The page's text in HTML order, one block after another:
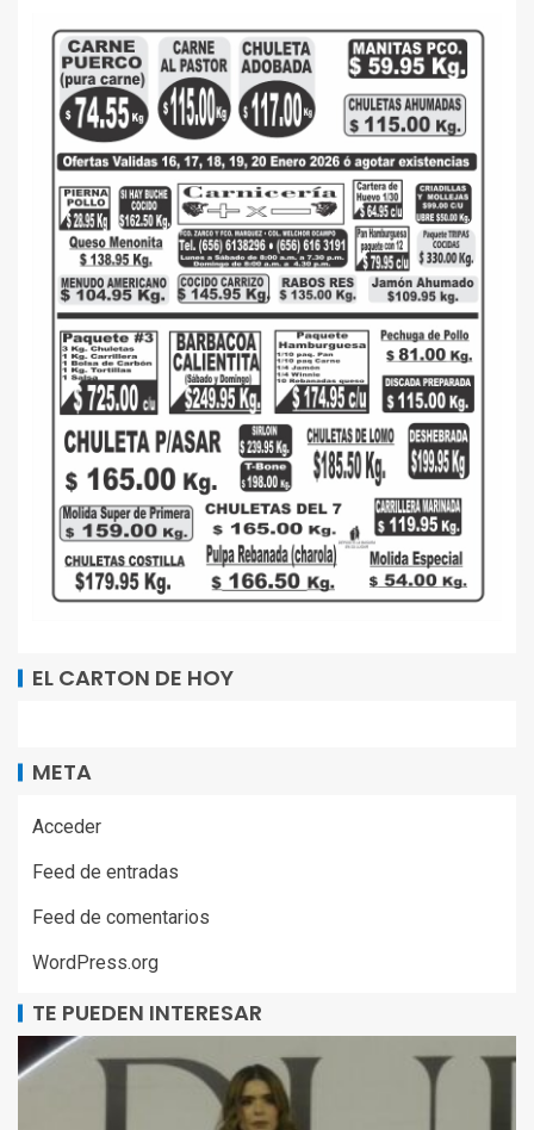
EL CARTON DE HOY
META
Acceder
Feed de entradas
Feed de comentarios
WordPress.org
TE PUEDEN INTERESAR